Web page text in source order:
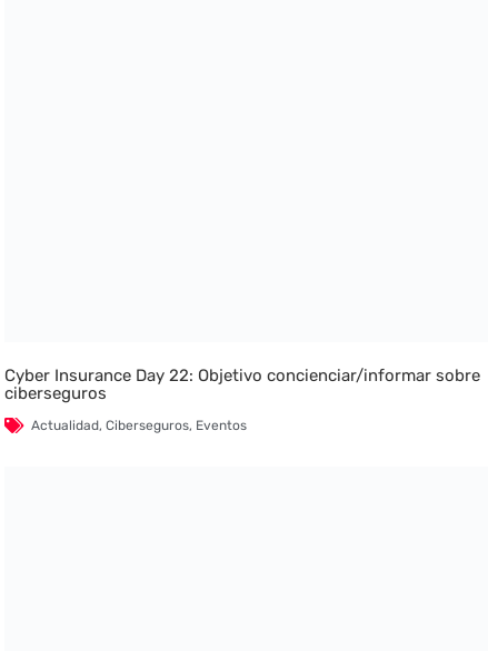
Cyber Insurance Day 22: Objetivo concienciar/informar sobre
ciberseguros
Actualidad,Ciberseguros, Eventos